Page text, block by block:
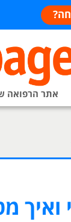
אתר הרפואה
ואיך